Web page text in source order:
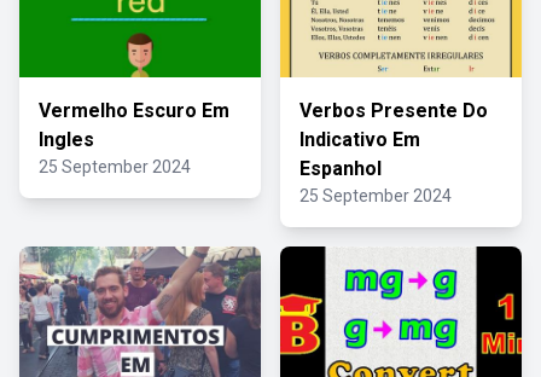
Vermelho Escuro Em
Ingles
25 September 2024
Verbos Presente Do
Indicativo Em
Espanhol
25 September 2024